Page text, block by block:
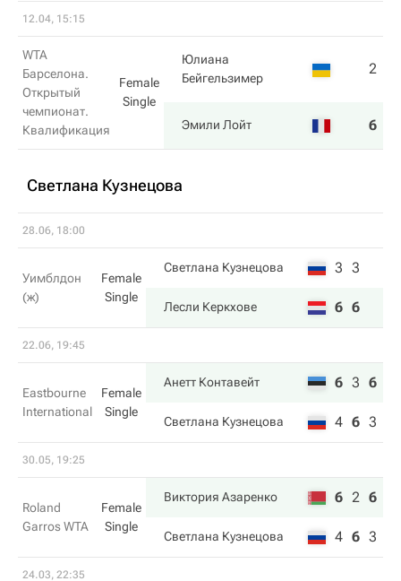
12.04, 15:15
WTA
Барселона.
Открытый
чемпионат.
Квалификация
Female
Single
Юлиана
Бейгельзимер
2
Эмили Лойт 6
Светлана Кузнецова
28.06, 18:00
Уимблдон
(ж)
Female
Single
Светлана Кузнецова 3 3
Лесли Керкхове 6 6
22.06, 19:45
Eastbourne
International
Female
Single
Анетт Контавейт 6 3 6
Светлана Кузнецова 4 6 3
30.05, 19:25
Roland
Garros WTA
Female
Single
Виктория Азаренко 6 2 6
Светлана Кузнецова 4 6 3
24.03, 22:35